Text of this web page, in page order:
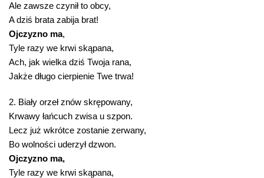
Ale zawsze czynił to obcy,
A dziś brata zabija brat!
Ojczyzno ma,
Tyle razy we krwi skąpana,
Ach, jak wielka dziś Twoja rana,
Jakże długo cierpienie Twe trwa!
2. Biały orzeł znów skrępowany,
Krwawy łańcuch zwisa u szpon.
Lecz już wkrótce zostanie zerwany,
Bo wolności uderzył dzwon.
Ojczyzno ma,
Tyle razy we krwi skąpana,